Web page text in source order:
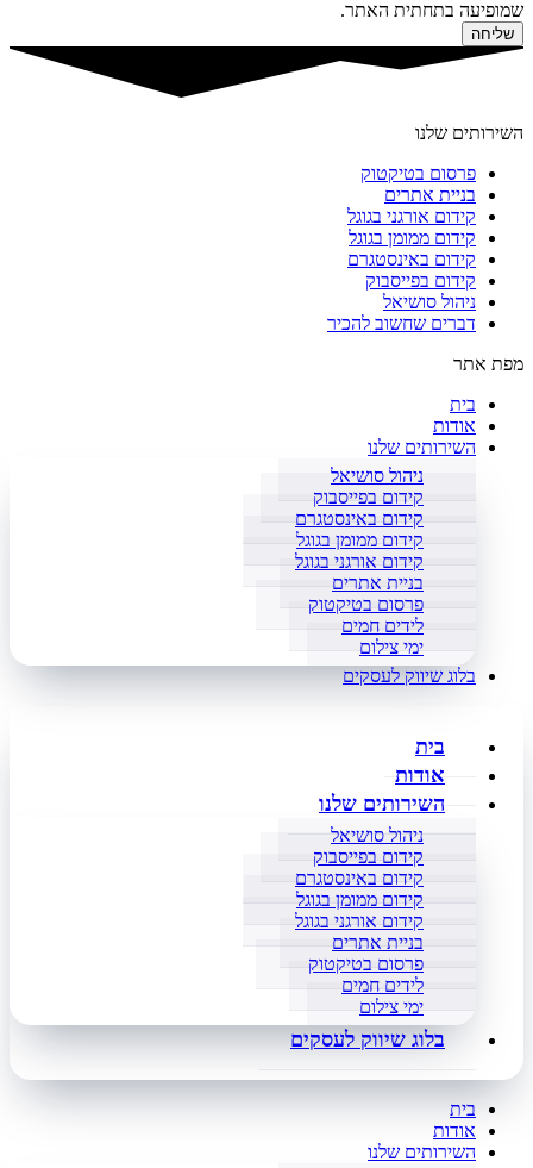
שמופיעה בתחתית האתר.
שליחה
השירותים שלנו
פרסום בטיקטוק
בניית אתרים
קידום אורגני בגוגל
קידום ממומן בגוגל
קידום באינסטגרם
קידום בפייסבוק
ניהול סושיאל
דברים שחשוב להכיר
מפת אתר
בית
אודות
השירותים שלנו
ניהול סושיאל
קידום בפייסבוק
קידום באינסטגרם
קידום ממומן בגוגל
קידום אורגני בגוגל
בניית אתרים
פרסום בטיקטוק
לידים חמים
ימי צילום
בלוג שיווק לעסקים
בית
אודות
השירותים שלנו
ניהול סושיאל
קידום בפייסבוק
קידום באינסטגרם
קידום ממומן בגוגל
קידום אורגני בגוגל
בניית אתרים
פרסום בטיקטוק
לידים חמים
ימי צילום
בלוג שיווק לעסקים
בית
אודות
השירותים שלנו